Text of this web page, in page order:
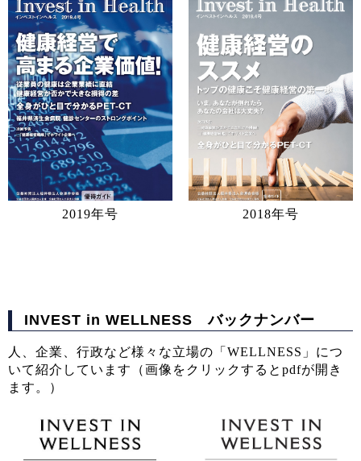
2019年号 2018年号
INVEST in WELLNESS バックナンバー
人、企業、行政など様々な立場の「WELLNESS」につ
いて紹介しています（画像をクリックするとpdfが開き
ます。）